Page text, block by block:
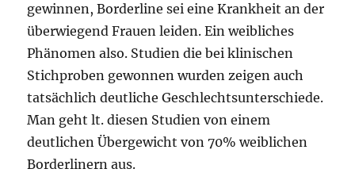
gewinnen, Borderline sei eine Krankheit an der
überwiegend Frauen leiden. Ein weibliches
Phänomen also. Studien die bei klinischen
Stichproben gewonnen wurden zeigen auch
tatsächlich deutliche Geschlechtsunterschiede.
Man geht lt. diesen Studien von einem
deutlichen Übergewicht von 70% weiblichen
Borderlinern aus.